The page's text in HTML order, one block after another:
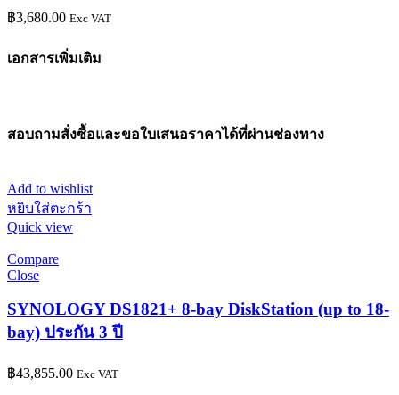
฿3,680.00 Exc VAT
เอกสารเพิ่มเติม
สอบถามสั่งซื้อและขอใบเสนอราคาได้ที่ผ่านช่องทาง
Add to wishlist
หยิบใส่ตะกร้า
Quick view
Compare
Close
SYNOLOGY DS1821+ 8-bay DiskStation (up to 18-
bay) ประกัน 3 ปี
฿43,855.00 Exc VAT